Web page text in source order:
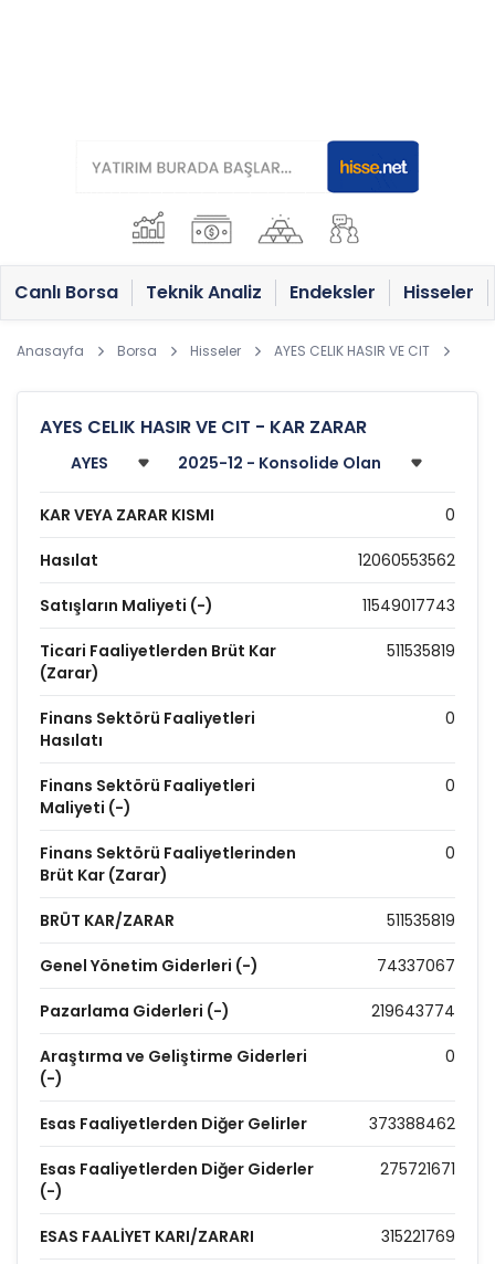
Canlı Borsa Teknik Analiz Endeksler Hisseler
Anasayfa Borsa Hisseler AYES CELIK HASIR VE CIT
AYES CELIK HASIR VE CIT - KAR ZARAR
KAR VEYA ZARAR KISMI 0
Hasılat 12060553562
Satışların Maliyeti (-) 11549017743
Ticari Faaliyetlerden Brüt Kar
(Zarar)
511535819
Finans Sektörü Faaliyetleri
Hasılatı
0
Finans Sektörü Faaliyetleri
Maliyeti (-)
0
Finans Sektörü Faaliyetlerinden
Brüt Kar (Zarar)
0
BRÜT KAR/ZARAR 511535819
Genel Yönetim Giderleri (-) 74337067
Pazarlama Giderleri (-) 219643774
Araştırma ve Geliştirme Giderleri
(-)
0
Esas Faaliyetlerden Diğer Gelirler 373388462
Esas Faaliyetlerden Diğer Giderler
(-)
275721671
ESAS FAALİYET KARI/ZARARI 315221769